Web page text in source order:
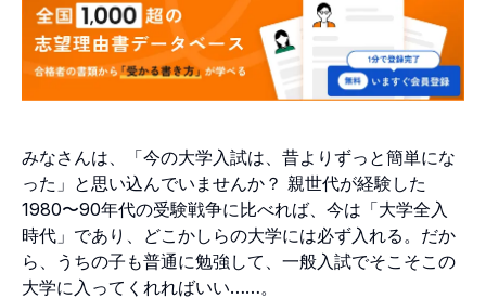
みなさんは、「今の大学入試は、昔よりずっと簡単にな
った」と思い込んでいませんか？ 親世代が経験した
1980〜90年代の受験戦争に比べれば、今は「大学全入
時代」であり、どこかしらの大学には必ず入れる。だか
ら、うちの子も普通に勉強して、一般入試でそこそこの
大学に入ってくれればいい……。